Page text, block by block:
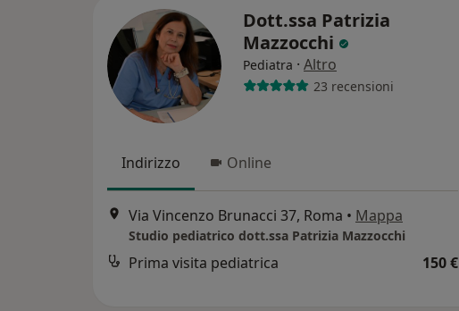
Dott.ssa Patrizia
Mazzocchi
Pediatra · Altro
23 recensioni
Indirizzo Online
Via Vincenzo Brunacci 37, Roma • Mappa
Studio pediatrico dott.ssa Patrizia Mazzocchi
Prima visita pediatrica 150 €